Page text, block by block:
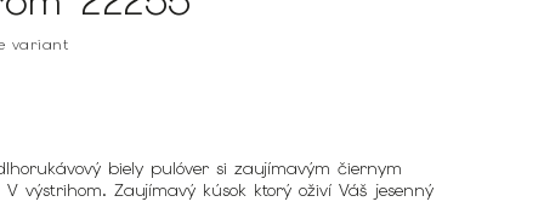
variant
biely pulóver si zaujímavým čiernym
výstrihom. Zaujímavý kúsok ktorý oživí Váš jesenný